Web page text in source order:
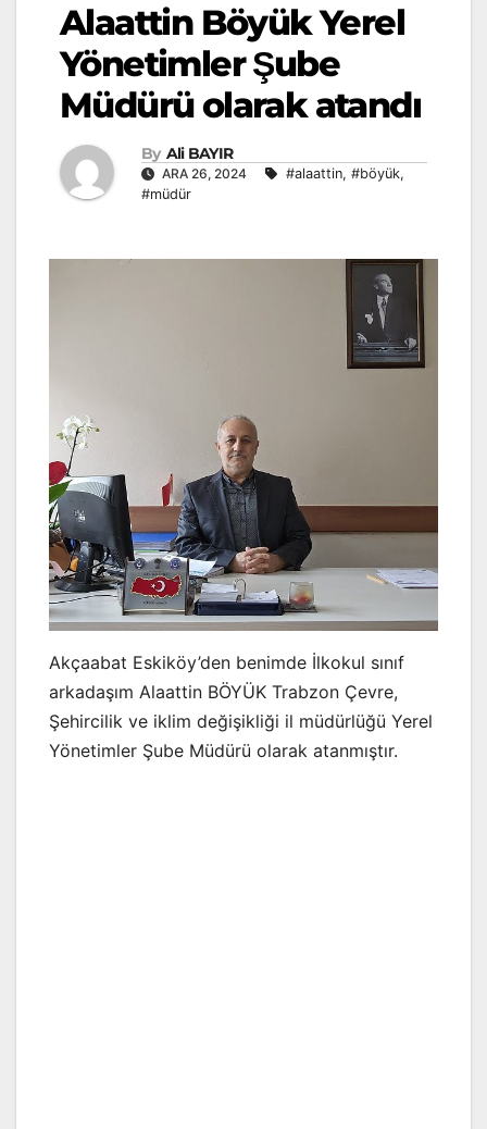
Alaattin Böyük Yerel
Yönetimler Şube
Müdürü olarak atandı
By Ali BAYIR
ARA 26, 2024 #alaattin, #böyük,
#müdür
Akçaabat Eskiköy’den benimde İlkokul sınıf
arkadaşım Alaattin BÖYÜK Trabzon Çevre,
Şehircilik ve iklim değişikliği il müdürlüğü Yerel
Yönetimler Şube Müdürü olarak atanmıştır.